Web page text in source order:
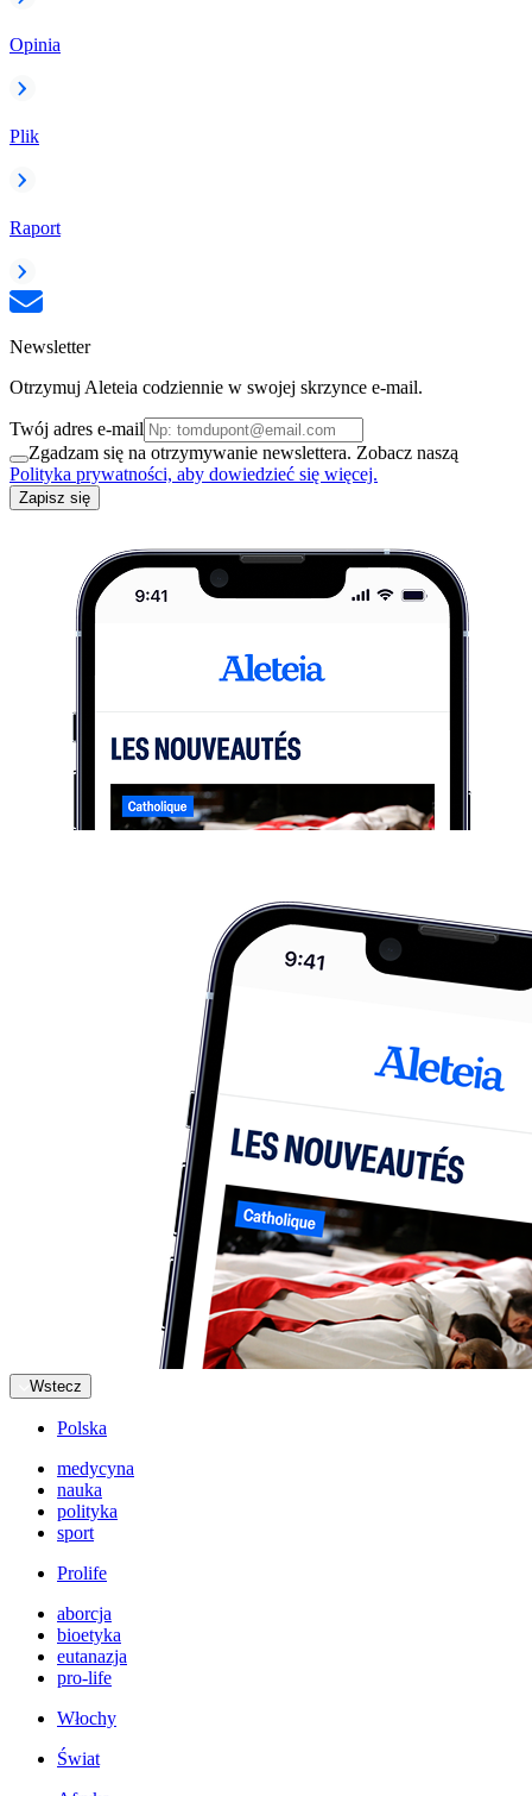
Opinia
Plik
Raport
Newsletter
Otrzymuj Aleteia codziennie w swojej skrzynce e-mail.
Twój adres e-mail
Zgadzam się na otrzymywanie newslettera. Zobacz naszą
Polityka prywatności, aby dowiedzieć się więcej.
Zapisz się
Wstecz
Polska
medycyna
nauka
polityka
sport
Prolife
aborcja
bioetyka
eutanazja
pro-life
Włochy
Świat